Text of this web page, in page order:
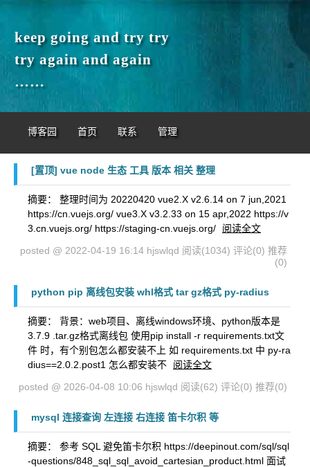
keep going and try try
try again and again
……
博客园 首页 联系 管理
[置顶] vue node 生态 工具 版本 相关 整理
摘要： 整理时间为 20220420 vue2.X v2.6.14 on 7 jun,2021
https://cn.vuejs.org/ vue3.X v3.2.33 on 15 apr,2022 https://v
3.cn.vuejs.org/ https://staging-cn.vuejs.org/
阅读全文
posted @ 2022-04-19 16:14 hjswlqd 阅读(1034) 评论(0) 推荐
(0)
python pip 离线包安装 whl格式 tar gz格式 py-radius
摘要： 背景：web项目、离线windows环境、python版本是
3.7.9 .tar.gz格式离线包 使用pip install -r requirements.txt文
件 时，有个别包怎么都安装不上 如 requirements.txt 中 py-ra
dius==2.0.2.post1 怎么都安装不
阅读全文
posted @ 2026-04-08 10:06 hjswlqd 阅读(62) 评论(0) 推荐(0)
mysql 连接查询 左连接 右连接 笛卡尔积 等
摘要： 参考 SQL 避免笛卡尔积 https://deepinout.com/sql/sql
-questions/848_sql_sql_avoid_cartesian_product.html 面试